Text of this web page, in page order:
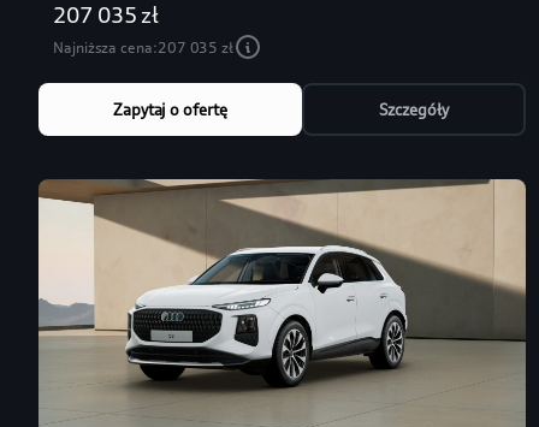
207 035 zł
Najniższa cena:207 035 zł
Zapytaj o ofertę Szczegóły